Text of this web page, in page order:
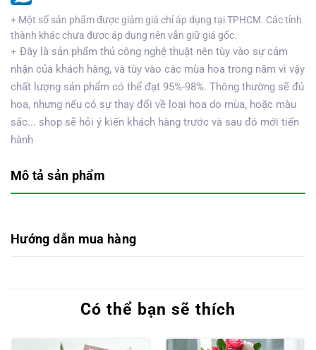
+ Một số sản phẩm được giảm giá chỉ áp dụng tại TPHCM. Các tỉnh
thành khác chưa được áp dụng nên vẫn giữ giá gốc.
+ Đây là sản phẩm thủ công nghệ thuật nên tùy vào sự cảm
nhận của khách hàng, và tùy vào các mùa hoa trong năm vì vậy
chất lượng sản phẩm có thể đạt 95%-98%. Thông thường sẽ đủ
hoa, nhưng nếu có sự thay đổi về loại hoa do mùa, hoặc màu
sắc... shop sẽ hỏi ý kiến khách hàng trước và sau đó mới tiến
hành
Mô tả sản phẩm
Hướng dẫn mua hàng
Có thể bạn sẽ thích